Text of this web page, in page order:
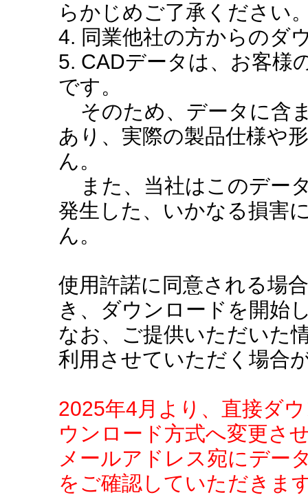
らかじめご了承ください
4. 同業他社の方からのダ
5. CADデータは、お客様
です。
そのため、データに含
あり、実際の製品仕様や
ん。
また、当社はこのデー
発生した、いかなる損害
ん。
使用許諾に同意される場
き、ダウンロードを開始
なお、ご提供いただいた
利用させていただく場合
2025年4月より、直接ダ
ウンロード方式へ変更さ
メールアドレス宛にデー
をご確認していただきま